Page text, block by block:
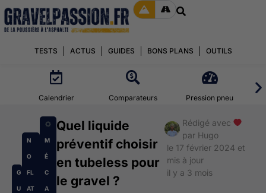
TESTS ACTUS GUIDES BONS PLANS OUTILS
Calendrier Comparateurs Pression pneu
G
U
N
O
FL
AT
M
É
C
A
Quel liquide
préventif choisir
en tubeless pour
le gravel ?
Rédigé avec
parHugo
le 17 février 2024 et
mis à jour
il y a 3 mois